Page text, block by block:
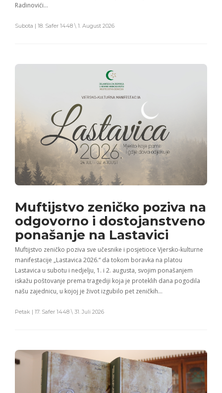
Radinovići…
Subota | 18. Safer 1448 \ 1. August 2026
Muftijstvo zeničko poziva na
odgovorno i dostojanstveno
ponašanje na Lastavici
Muftijstvo zeničko poziva sve učesnike i posjetioce Vjersko-kulturne
manifestacije „Lastavica 2026.“ da tokom boravka na platou
Lastavica u subotu i nedjelju, 1. i 2. augusta, svojim ponašanjem
iskažu poštovanje prema tragediji koja je proteklih dana pogodila
našu zajednicu, u kojoj je život izgubilo pet zeničkih…
Petak | 17. Safer 1448 \ 31. Juli 2026